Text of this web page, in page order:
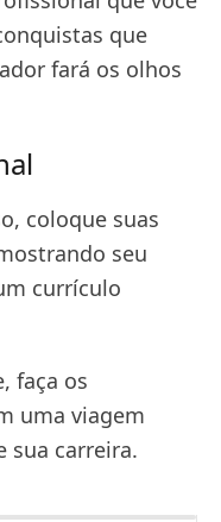
que
fará os olhos
coloque suas
seu
currículo
faça os
uma viagem
sua carreira.